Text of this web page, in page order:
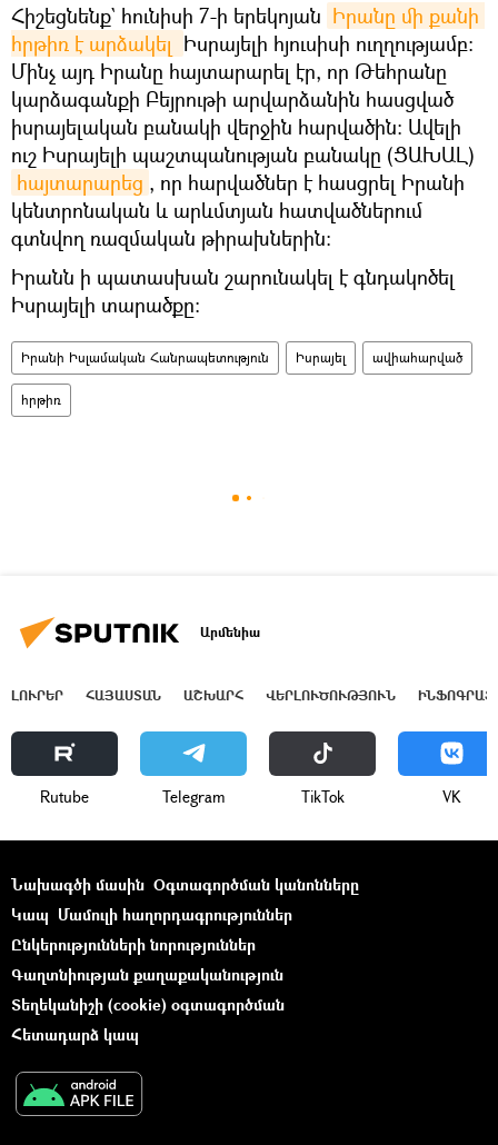
Հիշեցնենք` հունիսի 7-ի երեկոյան Իրանը մի քանի
հրթիռ է արձակել Իսրայելի հյուսիսի ուղղությամբ։
Մինչ այդ Իրանը հայտարարել էր, որ Թեհրանը
կարձագանքի Բեյրութի արվարձանին հասցված
իսրայելական բանակի վերջին հարվածին: Ավելի
ուշ Իսրայելի պաշտպանության բանակը (ՑԱԽԱԼ)
հայտարարեց , որ հարվածներ է հասցրել Իրանի
կենտրոնական և արևմտյան հատվածներում
գտնվող ռազմական թիրախներին։
Իրանն ի պատասխան շարունակել է գնդակոծել
Իսրայելի տարածքը։
Իրանի Իսլամական Հանրապետություն Իսրայել ավիահարված
հրթիռ
Արմենիա
ԼՈՒՐԵՐ ՀԱՅԱՍՏԱՆ ԱՇԽԱՐՀ ՎԵՐԼՈՒԾՈՒԹՅՈՒՆ
Rutube Telegram ТikТоk VK
Նախագծի մասին Օգտագործման կանոնները
Կապ Մամուլի հաղորդագրություններ
Ընկերությունների նորություններ
Գաղտնիության քաղաքականություն
Տեղեկանիշի (cookie) օգտագործման
Հետադարձ կապ